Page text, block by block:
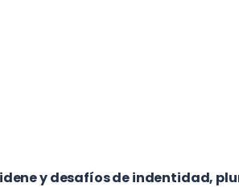
y desafíos de indentidad,